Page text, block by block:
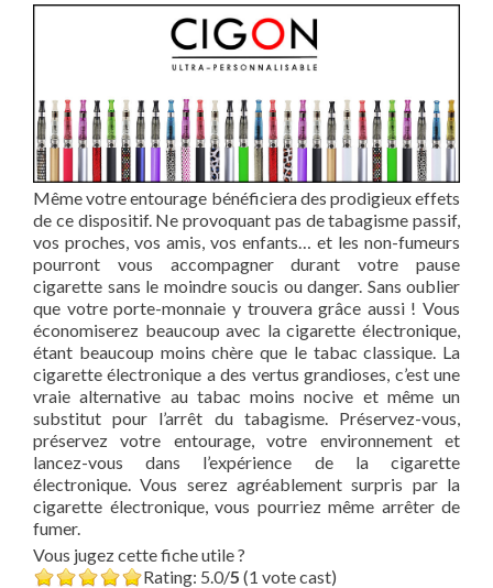
Même votre entourage bénéficiera des prodigieux effets
de ce dispositif. Ne provoquant pas de tabagisme passif,
vos proches, vos amis, vos enfants… et les non-fumeurs
pourront vous accompagner durant votre pause
cigarette sans le moindre soucis ou danger. Sans oublier
que votre porte-monnaie y trouvera grâce aussi ! Vous
économiserez beaucoup avec la cigarette électronique,
étant beaucoup moins chère que le tabac classique. La
cigarette électronique a des vertus grandioses, c’est une
vraie alternative au tabac moins nocive et même un
substitut pour l’arrêt du tabagisme. Préservez-vous,
préservez votre entourage, votre environnement et
lancez-vous dans l’expérience de la cigarette
électronique. Vous serez agréablement surpris par la
cigarette électronique, vous pourriez même arrêter de
fumer.
Vous jugez cette fiche utile ?
Rating: 5.0/5 (1 vote cast)